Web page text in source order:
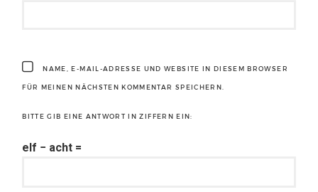
NAME, E-MAIL-ADRESSE UND WEBSITE IN DIESEM BROWSER
FÜR MEINEN NÄCHSTEN KOMMENTAR SPEICHERN.
BITTE GIB EINE ANTWORT IN ZIFFERN EIN:
elf − acht =